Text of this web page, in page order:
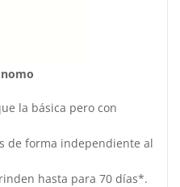
la básica pero con
de forma independiente al
hasta para 70 días*.